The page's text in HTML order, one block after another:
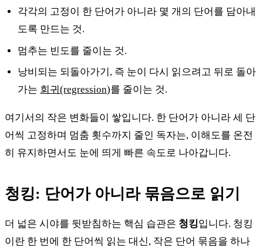
각각의 고정이 한 단어가 아니라 몇 개의 단어를 담아내
도록 만드는 것.
멈추는 빈도를 줄이는 것.
낭비되는 되돌아가기, 즉 눈이 다시 읽으려고 뒤로 돌아
가는 회귀(regression)를 줄이는 것.
여기서의 작은 변화들이 쌓입니다. 한 단어가 아니라 세 단
어씩 고정하며 멈춤 횟수까지 줄인 독자는, 이해도를 온전
히 유지하면서도 눈에 띄게 빠른 속도로 나아갑니다.
청킹: 단어가 아니라 묶음으로 읽기
더 넓은 시야를 뒷받침하는 핵심 습관은 청킹입니다. 청킹
이란 한 번에 한 단어씩 읽는 대신, 작은 단어 묶음을 하나